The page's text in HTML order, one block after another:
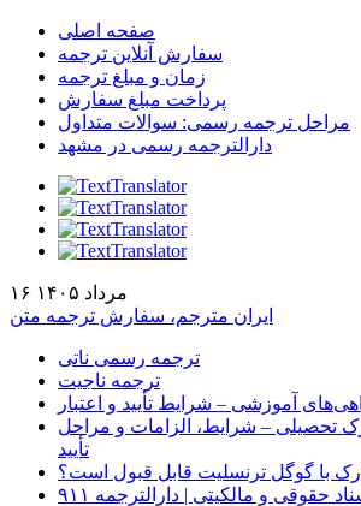
صفحه اصلی
سفارش آنلاین ترجمه
زمان و مبلغ ترجمه
پرداخت مبلغ سفارش
مراحل ترجمه رسمی: سوالات متداول
دارالترجمه رسمی در مشهد
۱۶ مرداد ۱۴۰۵
ایران مترجم، سفارش ترجمه متن
ترجمه رسمی ناتی
ترجمه ناجیت
آموزشی – شرایط تأیید و اعتبار
تحصیلی – شرایط، الزامات و مراحل
تأیید
با گوگل ترنسلیت قابل قبول است؟
حقوقی و مالکیتی | دارالترجمه ۹۱۱